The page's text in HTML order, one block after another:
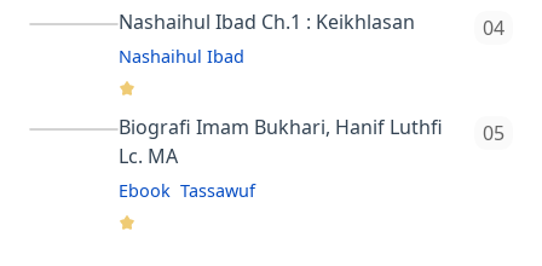
ulama terkemuka asal Banten,
Indonesia. Judulnya bisa diterjemah…
Nashaihul Ibad Ch.1 : Keikhlasan
Nashaihul Ibad
Biografi Imam Bukhari, Hanif Luthfi
Lc. MA
Ebook Tassawuf